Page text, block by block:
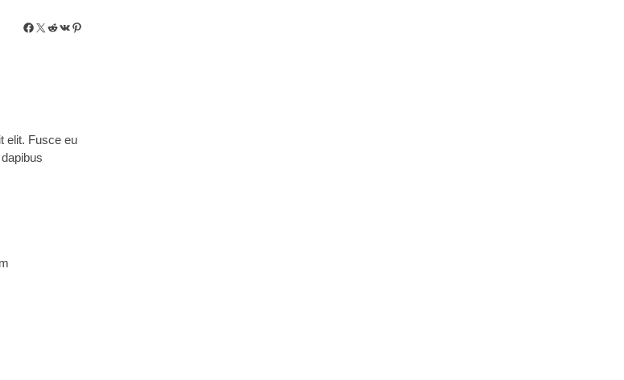
Facebook X Reddit VK Pinterest
elit. Fusce eu